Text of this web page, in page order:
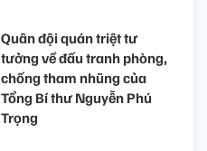
Quân đội quán triệt tư
tưởng về đấu tranh phòng,
chống tham nhũng của
Tổng Bí thư Nguyễn Phú
Trọng